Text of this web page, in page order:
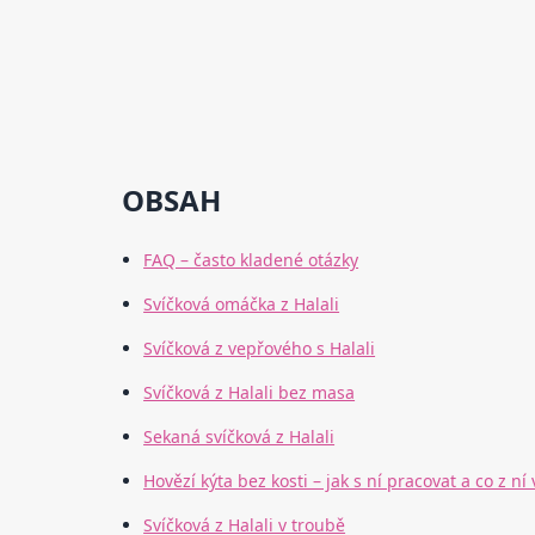
OBSAH
FAQ – často kladené otázky
Svíčková omáčka z Halali
Svíčková z vepřového s Halali
Svíčková z Halali bez masa
Sekaná svíčková z Halali
Hovězí kýta bez kosti – jak s ní pracovat a co z ní
Svíčková z Halali v troubě